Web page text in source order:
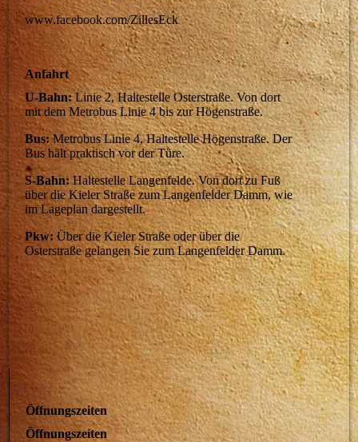
www.facebook.com/ZillesEck
Anfahrt
U-Bahn:Linie 2, Haltestelle Osterstraße. Von dort
mit dem Metrobus Linie 4 bis zur Högenstraße.
Bus:Metrobus Linie 4, Haltestelle Högenstraße. Der
Bus hält praktisch vor der Türe.
S-Bahn:Haltestelle Langenfelde. Von dort zu Fuß
über die Kieler Straße zum Langenfelder Damm, wie
im Lageplan dargestellt.
Pkw:Über die Kieler Straße oder über die
Osterstraße gelangen Sie zum Langenfelder Damm.
Öffnungszeiten
Öffnungszeiten